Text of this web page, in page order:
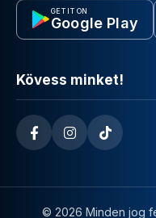
GET IT ON
Google Play
Kövess minket!
© 2026 Minden jog